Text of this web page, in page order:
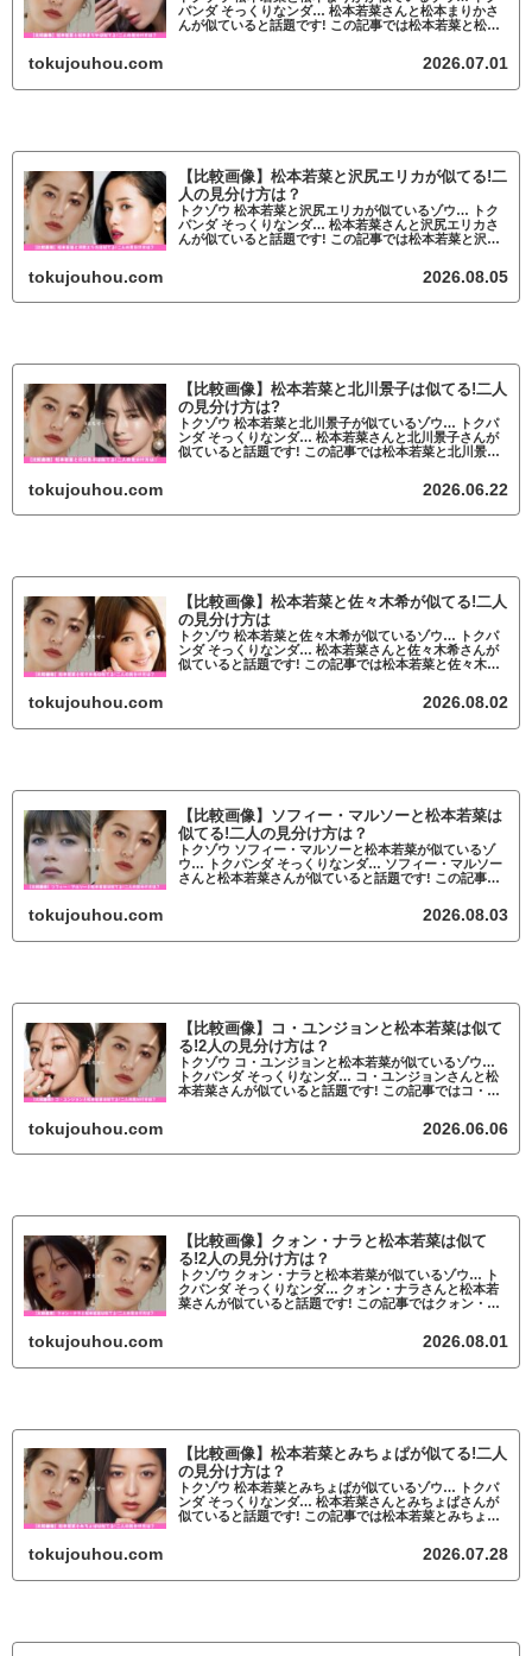
パンダ そっくりなンダ… 松本若菜さんと松本まりかさ
んが似ていると話題です! この記事では松本若菜と松本
tokujouhou.com 2026.07.01
【比較画像】松本若菜と沢尻エリカが似てる!二
人の見分け方は？
トクゾウ 松本若菜と沢尻エリカが似ているゾウ… トク
パンダ そっくりなンダ… 松本若菜さんと沢尻エリカさ
んが似ていると話題です! この記事では松本若菜と沢尻
tokujouhou.com 2026.08.05
【比較画像】松本若菜と北川景子は似てる!二人
の見分け方は?
トクゾウ 松本若菜と北川景子が似ているゾウ… トクパ
ンダ そっくりなンダ… 松本若菜さんと北川景子さんが
似ていると話題です! この記事では松本若菜と北川景子
tokujouhou.com 2026.06.22
【比較画像】松本若菜と佐々木希が似てる!二人
の見分け方は
トクゾウ 松本若菜と佐々木希が似ているゾウ… トクパ
ンダ そっくりなンダ… 松本若菜さんと佐々木希さんが
似ていると話題です! この記事では松本若菜と佐々木希
tokujouhou.com 2026.08.02
【比較画像】ソフィー・マルソーと松本若菜は
似てる!二人の見分け方は？
トクゾウ ソフィー・マルソーと松本若菜が似ているゾ
ウ… トクパンダ そっくりなンダ… ソフィー・マルソー
さんと松本若菜さんが似ていると話題です! この記事で
tokujouhou.com 2026.08.03
【比較画像】コ・ユンジョンと松本若菜は似て
る!2人の見分け方は？
トクゾウ コ・ユンジョンと松本若菜が似ているゾウ…
トクパンダ そっくりなンダ… コ・ユンジョンさんと松
本若菜さんが似ていると話題です! この記事ではコ・ユ
tokujouhou.com 2026.06.06
【比較画像】クォン・ナラと松本若菜は似て
る!2人の見分け方は？
トクゾウ クォン・ナラと松本若菜が似ているゾウ… ト
クパンダ そっくりなンダ… クォン・ナラさんと松本若
菜さんが似ていると話題です! この記事ではクォン・ナ
tokujouhou.com 2026.08.01
【比較画像】松本若菜とみちょぱが似てる!二人
の見分け方は？
トクゾウ 松本若菜とみちょぱが似ているゾウ… トクパ
ンダ そっくりなンダ… 松本若菜さんとみちょぱさんが
似ていると話題です! この記事では松本若菜とみちょぱ
tokujouhou.com 2026.07.28